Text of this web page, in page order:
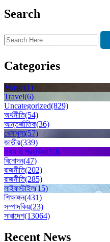
Search
Categories
Music(1)
Travel(6)
Uncategorized(829)
অর্থনীতি(54)
আন্তর্জাতিক(36)
খেলাধুলা(57)
জাতীয়(339)
তথ্য ও প্রযুক্তি(10)
বিনোদন(47)
রাজনীতি(202)
রাজনীতি(285)
লাইফস্টাইল(15)
শিক্ষাঙ্গন(431)
সম্পাদকিয়(23)
সারাদেশ(13064)
Recent News